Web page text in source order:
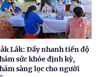
Lắk: Đẩy nhanh tiến độ
sức khỏe định kỳ,
sàng lọc cho người